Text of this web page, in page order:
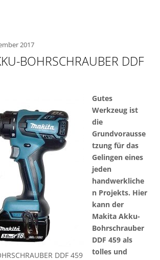
2017
BOHRSCHRAUBER DDF
DDF 459
Gutes
Werkzeug ist
die
Grundvorausse
tzung für das
Gelingen eines
jeden
handwerkliche
n Projekts. Hier
kann der
Makita Akku-
Bohrschrauber
DDF 459 als
tolles und